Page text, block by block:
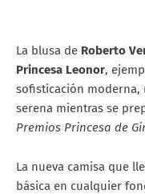
La blusa de Roberto
Princesa Leonor,
sofisticación moderna,
serena mientras se
Premios Princesa de
La nueva camisa que
básica en cualquier